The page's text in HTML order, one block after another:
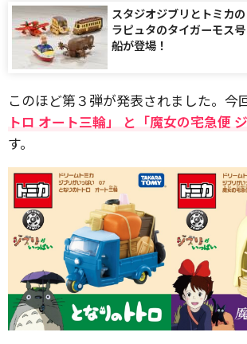
スタジオジブリとトミカの
ラピュタのタイガーモス
船が登場！
このほど第３弾が発表されました。今
トロ オート三輪」 と「魔女の宅急便 ジ
す。